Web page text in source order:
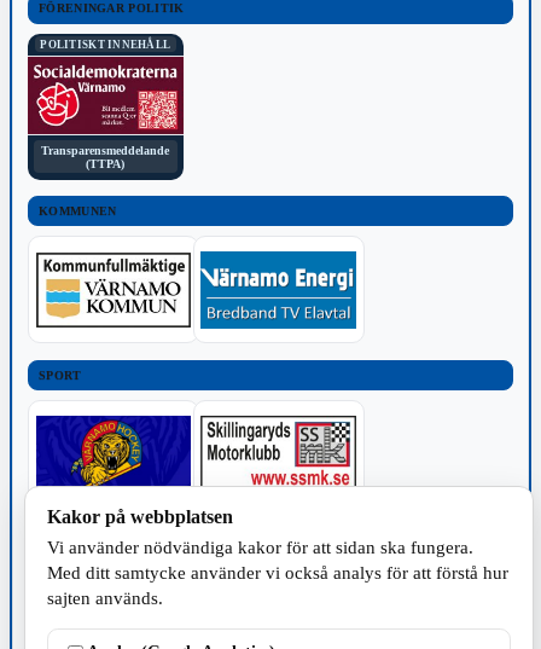
FÖRENINGAR POLITIK
POLITISKT INNEHÅLL
Transparensmeddelande
(TTPA)
KOMMUNEN
SPORT
TILLVERKNING
Kakor på webbplatsen
Vi använder nödvändiga kakor för att sidan ska fungera.
Med ditt samtycke använder vi också analys för att förstå hur
sajten används.